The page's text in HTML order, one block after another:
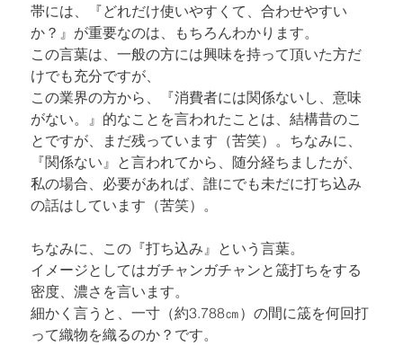
帯には、『どれだけ使いやすくて、合わせやすい
か？』が重要なのは、もちろんわかります。
この言葉は、一般の方には興味を持って頂いた方だ
けでも充分ですが、
この業界の方から、『消費者には関係ないし、意味
がない。』的なことを言われたことは、結構昔のこ
とですが、まだ残っています（苦笑）。ちなみに、
『関係ない』と言われてから、随分経ちましたが、
私の場合、必要があれば、誰にでも未だに打ち込み
の話はしています（苦笑）。
ちなみに、この『打ち込み』という言葉。
イメージとしてはガチャンガチャンと筬打ちをする
密度、濃さを言います。
細かく言うと、一寸（約3.788㎝）の間に筬を何回打
って織物を織るのか？です。